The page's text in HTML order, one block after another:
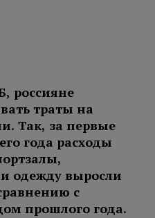
россияне
траты на
Так, за первые
года расходы
одежду выросли
с
прошлого года.